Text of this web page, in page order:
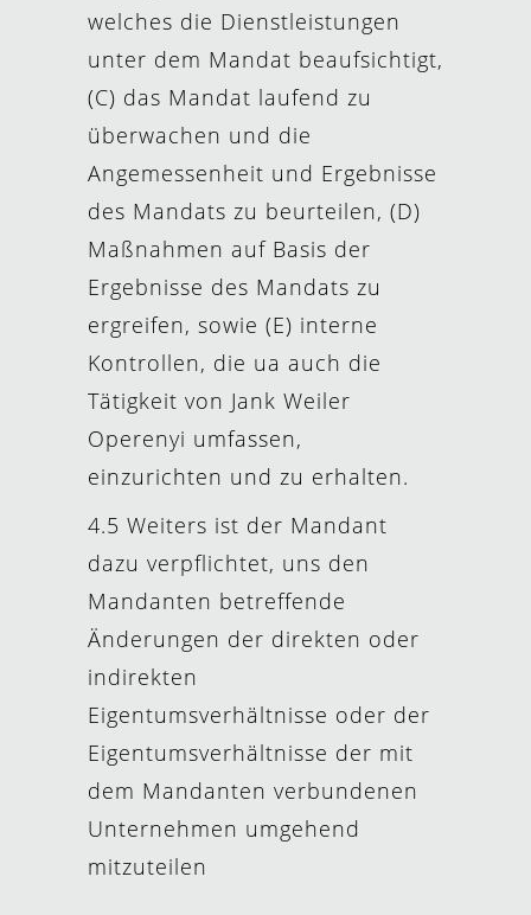
welches die Dienstleistungen
unter dem Mandat beaufsichtigt,
(C) das Mandat laufend zu
überwachen und die
Angemessenheit und Ergebnisse
des Mandats zu beurteilen, (D)
Maßnahmen auf Basis der
Ergebnisse des Mandats zu
ergreifen, sowie (E) interne
Kontrollen, die ua auch die
Tätigkeit von Jank Weiler
Operenyi umfassen,
einzurichten und zu erhalten.
4.5 Weiters ist der Mandant
dazu verpflichtet, uns den
Mandanten betreffende
Änderungen der direkten oder
indirekten
Eigentumsverhältnisse oder der
Eigentumsverhältnisse der mit
dem Mandanten verbundenen
Unternehmen umgehend
mitzuteilen